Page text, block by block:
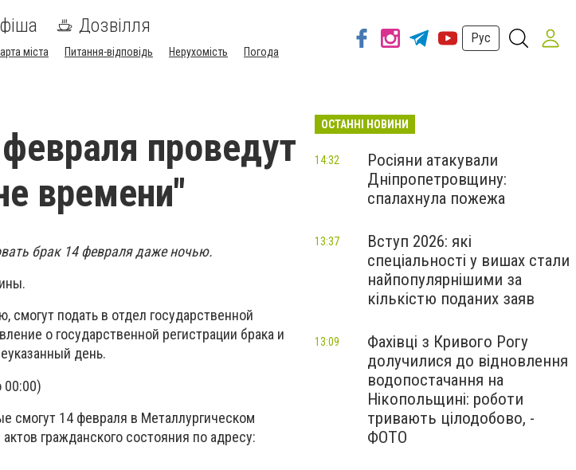
Дозвілля
міста Питання-відповідь Нерухомість Погода
Рус
проведут
времени"
брак 14 февраля даже ночью.
подать в отдел государственной
о государственной регистрации брака и
день.
00:00)
смогут 14 февраля в Металлургическом
гражданского состояния по адресу:
ОСТАННІ НОВИНИ
Росіяни атакували
Дніпропетровщину:
спалахнула пожежа
14:32
Вступ 2026: які
спеціальності у вишах стали
найпопулярнішими за
кількістю поданих заяв
13:37
Фахівці з Кривого Рогу
долучилися до відновлення
водопостачання на
Нікопольщині: роботи
тривають цілодобово, -
ФОТО
13:09